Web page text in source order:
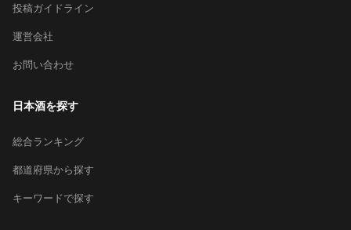
投稿ガイドライン
運営会社
お問い合わせ
日本酒を探す
総合ランキング
都道府県から探す
キーワードで探す